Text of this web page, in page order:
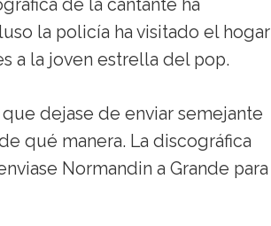
de la cantante ha
la policía ha visitado el hogar
a la joven estrella del pop.
dejase de enviar semejante
qué manera. La discográfica
Normandin a Grande para